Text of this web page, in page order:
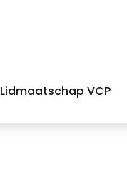
Lidmaatschap VCP